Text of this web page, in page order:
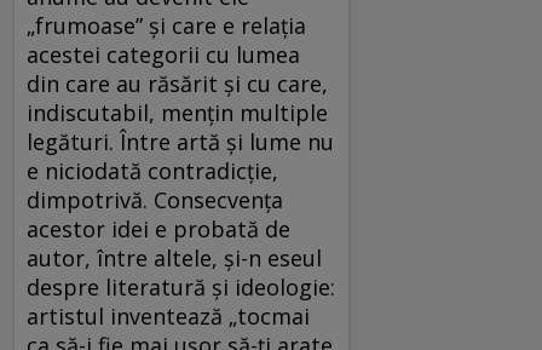
„frumoase” și care e relația
acestei categorii cu lumea
din care au răsărit și cu care,
indiscutabil, mențin multiple
legături. Între artă și lume nu
e niciodată contradicție,
dimpotrivă. Consecvența
acestor idei e probată de
autor, între altele, și-n eseul
despre literatură și ideologie:
artistul inventează „tocmai